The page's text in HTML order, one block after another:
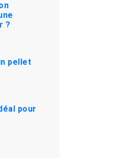
?
pellet
pour